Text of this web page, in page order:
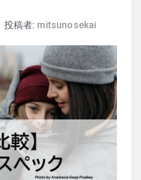
投稿者: mitsunosekai